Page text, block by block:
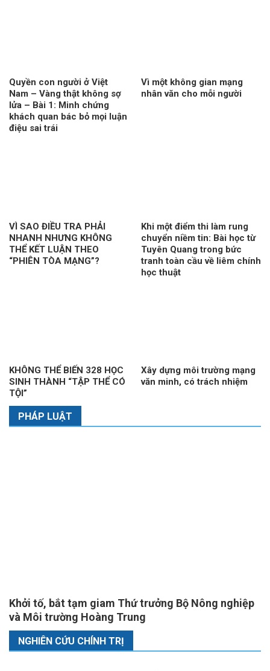
Quyền con người ở Việt
Nam – Vàng thật không sợ
lửa – Bài 1: Minh chứng
khách quan bác bỏ mọi luận
điệu sai trái
Vì một không gian mạng
nhân văn cho mỗi người
VÌ SAO ĐIỀU TRA PHẢI
NHANH NHƯNG KHÔNG
THỂ KẾT LUẬN THEO
“PHIÊN TÒA MẠNG”?
Khi một điểm thi làm rung
chuyển niềm tin: Bài học từ
Tuyên Quang trong bức
tranh toàn cầu về liêm chính
học thuật
KHÔNG THỂ BIẾN 328 HỌC
SINH THÀNH “TẬP THỂ CÓ
TỘI”
Xây dựng môi trường mạng
văn minh, có trách nhiệm
PHÁP LUẬT
Khởi tố, bắt tạm giam Thứ trưởng Bộ Nông nghiệp
và Môi trường Hoàng Trung
NGHIÊN CỨU CHÍNH TRỊ